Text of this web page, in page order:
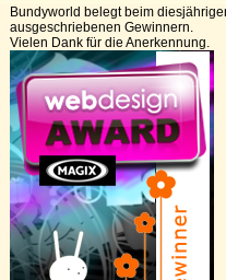
Bundyworld belegt beim
ausgeschriebenen Gewinnern.
Vielen Dank für die Anerkennung.